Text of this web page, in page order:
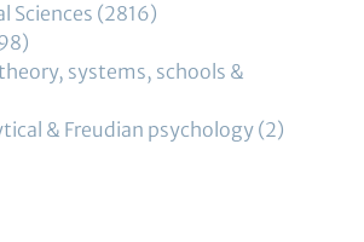
Sciences 2816
systems, schools &
& Freudian psychology 2